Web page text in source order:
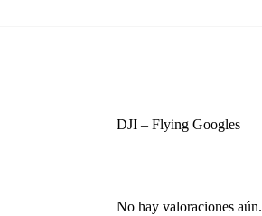
DJI – Flying Googles
No hay valoraciones aún.